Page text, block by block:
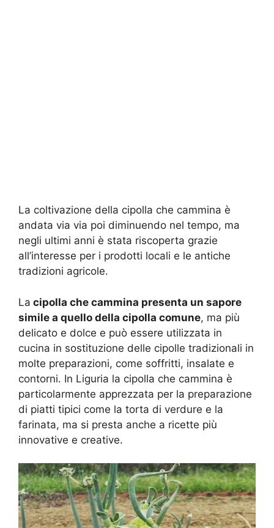
La coltivazione della cipolla che cammina è
andata via via poi diminuendo nel tempo, ma
negli ultimi anni è stata riscoperta grazie
all’interesse per i prodotti locali e le antiche
tradizioni agricole.
La cipolla che cammina presenta un sapore
simile a quello della cipolla comune, ma più
delicato e dolce e può essere utilizzata in
cucina in sostituzione delle cipolle tradizionali in
molte preparazioni, come soffritti, insalate e
contorni. In Liguria la cipolla che cammina è
particolarmente apprezzata per la preparazione
di piatti tipici come la torta di verdure e la
farinata, ma si presta anche a ricette più
innovative e creative.